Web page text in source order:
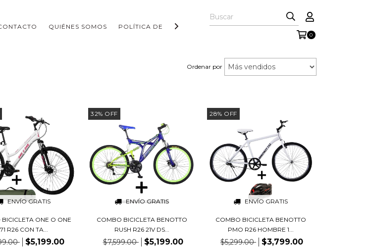
QUIÉNES SOMOS POLÍTICA DE DEVOLUCIÓN CÓMO COMPRAR PREGUNTAS
0
Ordenar por
ENVÍO GRATIS
ONE O ONE
R26 CON TA...
$5,199.00
32% OFF
ENVÍO GRATIS
COMBO BICICLETA BENOTTO
RUSH R26 21V DS...
$7,599.00 $5,199.00
28% OFF
ENVÍO GRATIS
COMBO BICICLETA BENOTTO
PMO R26 HOMBRE 1...
$5,299.00 $3,799.00